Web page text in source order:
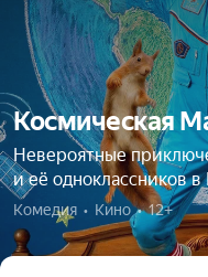
Космическая
Невероятные
и её одноклассников
Комедия  •  Кино  •  12+